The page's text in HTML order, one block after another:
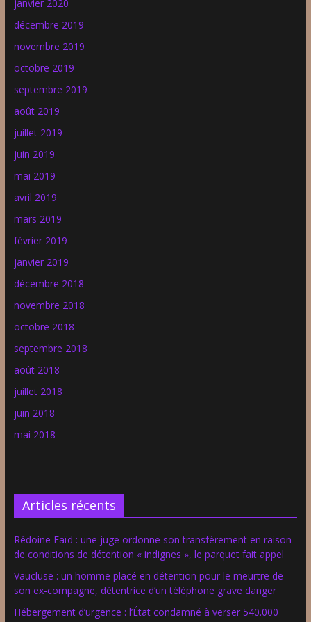
janvier 2020
décembre 2019
novembre 2019
octobre 2019
septembre 2019
août 2019
juillet 2019
juin 2019
mai 2019
avril 2019
mars 2019
février 2019
janvier 2019
décembre 2018
novembre 2018
octobre 2018
septembre 2018
août 2018
juillet 2018
juin 2018
mai 2018
Articles récents
Rédoine Faïd : une juge ordonne son transfèrement en raison
de conditions de détention « indignes », le parquet fait appel
Vaucluse : un homme placé en détention pour le meurtre de
son ex-compagne, détentrice d’un téléphone grave danger
Hébergement d’urgence : l’État condamné à verser 540.000